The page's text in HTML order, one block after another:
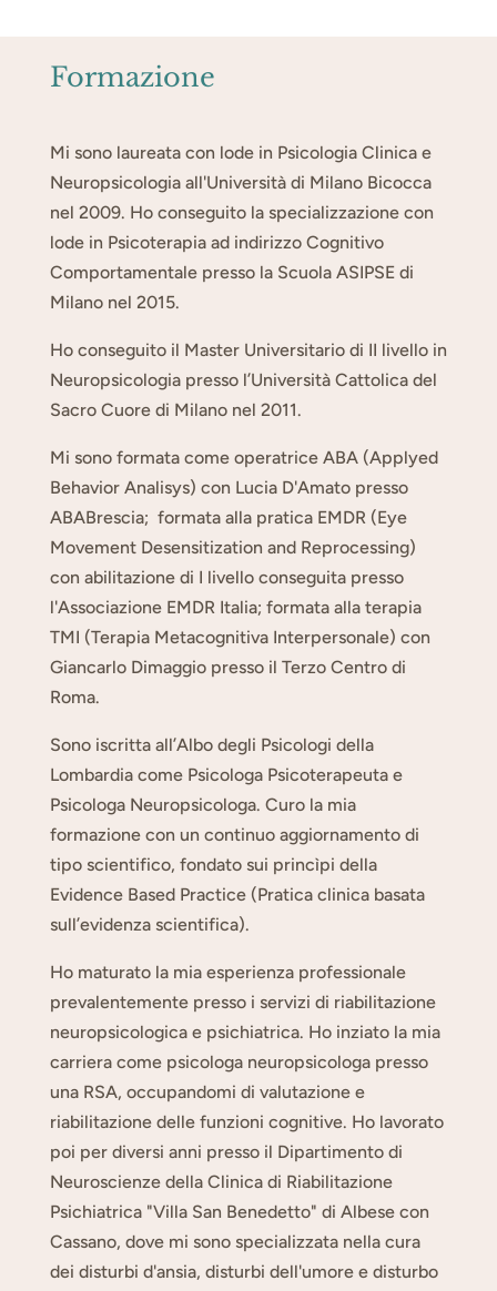
Formazione
Mi sono laureata con lode in Psicologia Clinica e
Neuropsicologia all'Università di Milano Bicocca
nel 2009. Ho conseguito la specializzazione con
lode in Psicoterapia ad indirizzo Cognitivo
Comportamentale presso la Scuola ASIPSE di
Milano nel 2015.
Ho conseguito il Master Universitario di II livello in
Neuropsicologia presso l’Università Cattolica del
Sacro Cuore di Milano nel 2011.
Mi sono formata come operatrice ABA (Applyed
Behavior Analisys) con Lucia D'Amato presso
ABABrescia; formata alla pratica EMDR (Eye
Movement Desensitization and Reprocessing)
con abilitazione di I livello conseguita presso
l'Associazione EMDR Italia; formata alla terapia
TMI (Terapia Metacognitiva Interpersonale) con
Giancarlo Dimaggio presso il Terzo Centro di
Roma.
Sono iscritta all’Albo degli Psicologi della
Lombardia come Psicologa Psicoterapeuta e
Psicologa Neuropsicologa. Curo la mia
formazione con un continuo aggiornamento di
tipo scientifico, fondato sui princìpi della
Evidence Based Practice (Pratica clinica basata
sull’evidenza scientifica).
Ho maturato la mia esperienza professionale
prevalentemente presso i servizi di riabilitazione
neuropsicologica e psichiatrica. Ho inziato la mia
carriera come psicologa neuropsicologa presso
una RSA, occupandomi di valutazione e
riabilitazione delle funzioni cognitive. Ho lavorato
poi per diversi anni presso il Dipartimento di
Neuroscienze della Clinica di Riabilitazione
Psichiatrica "Villa San Benedetto" di Albese con
Cassano, dove mi sono specializzata nella cura
dei disturbi d'ansia, disturbi dell'umore e disturbo